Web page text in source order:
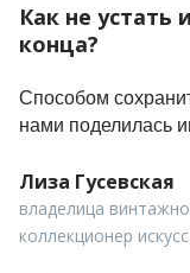
Как не устать
конца?
Способом
нами поделилась
Лиза Гусевская
владелица
коллекционер